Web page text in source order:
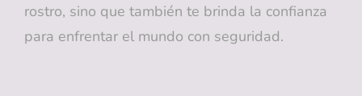
rostro, sino que también te brinda la confianza
para enfrentar el mundo con seguridad.